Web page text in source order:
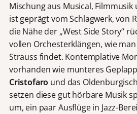
Mischung aus Musical,
ist geprägt vom Schlagwerk, von
die Nähe der „West Side Story“
vollen Orchesterklängen, wie
Strauss findet. Kontemplative
vorhanden wie munteres
Cristofaro und das
setzen diese gut hörbare Musik
um, ein paar Ausflüge in Jazz-